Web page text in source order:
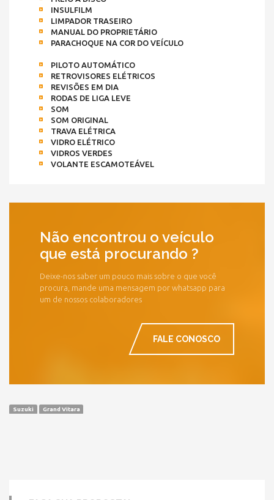
INSULFILM
LIMPADOR TRASEIRO
MANUAL DO PROPRIETÁRIO
PARACHOQUE NA COR DO VEÍCULO
PILOTO AUTOMÁTICO
RETROVISORES ELÉTRICOS
REVISÕES EM DIA
RODAS DE LIGA LEVE
SOM
SOM ORIGINAL
TRAVA ELÉTRICA
VIDRO ELÉTRICO
VIDROS VERDES
VOLANTE ESCAMOTEÁVEL
Não encontrou o veículo
que está procurando ?
Deixe-nos saber um pouco mais sobre o que você
procura, mande uma mensagem por whatsapp para
um de nossos colaboradores
FALE CONOSCO
Suzuki Grand Vitara